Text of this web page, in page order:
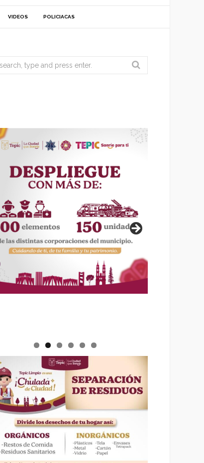
VIDEOS POLICIACAS